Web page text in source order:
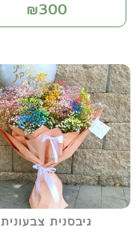
₪300
גיבסנית צבעונית